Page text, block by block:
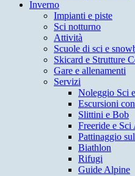
Inverno
Impianti e piste
Sci notturno
Attività
Scuole di sci e
Skicard e Strutture
Gare e allenamenti
Servizi
Noleggio Sci
Escursioni
Slittini e Bob
Freeride e
Pattinaggio
Biathlon
Rifugi
Guide Alpine